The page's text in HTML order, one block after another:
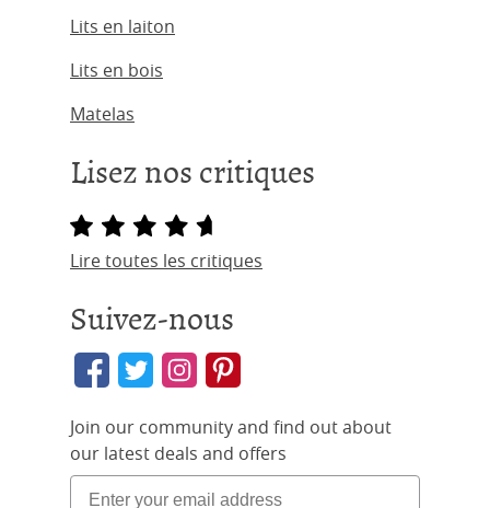
Lits en laiton
Lits en bois
Matelas
Lisez nos critiques
Lire toutes les critiques
Suivez-nous
Join our community and find out about
our latest deals and offers